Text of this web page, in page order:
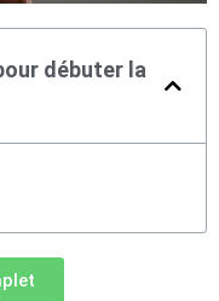
débuter la